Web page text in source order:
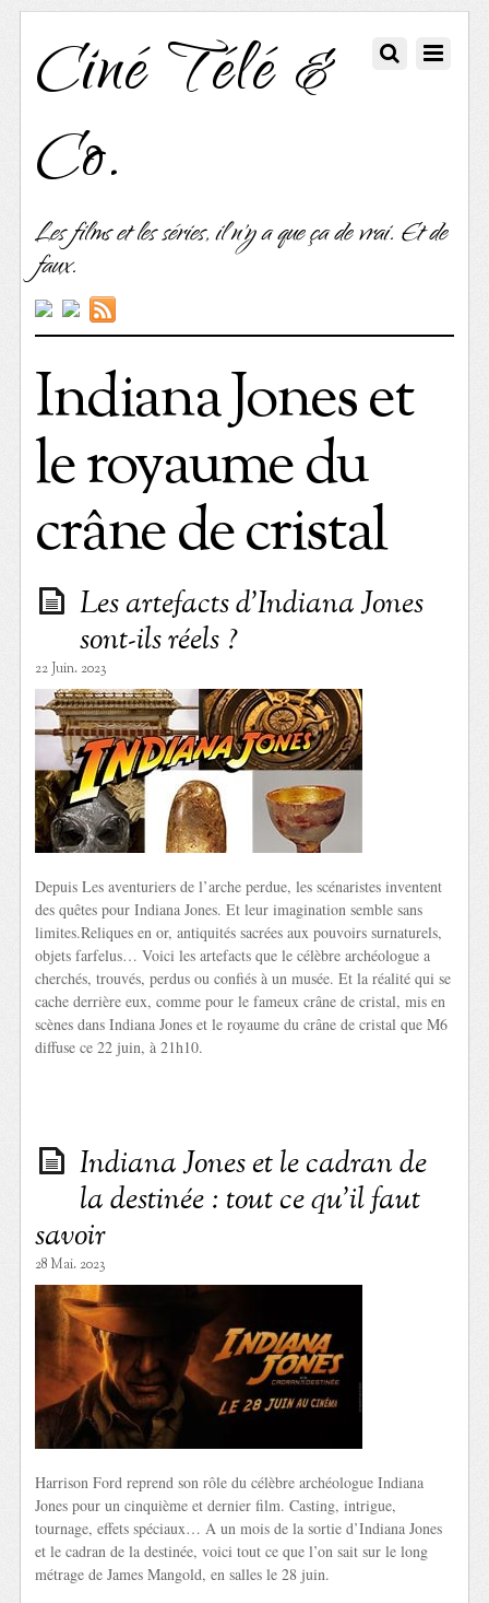
Ciné Télé &
Co.
Les films et les séries, il n'y a que ça de vrai. Et de
faux.
Indiana Jones et
le royaume du
crâne de cristal
Les artefacts d’Indiana Jones
sont-ils réels ?
22 Juin. 2023
Depuis Les aventuriers de l’arche perdue, les scénaristes inventent
des quêtes pour Indiana Jones. Et leur imagination semble sans
limites.Reliques en or, antiquités sacrées aux pouvoirs surnaturels,
objets farfelus… Voici les artefacts que le célèbre archéologue a
cherchés, trouvés, perdus ou confiés à un musée. Et la réalité qui se
cache derrière eux, comme pour le fameux crâne de cristal, mis en
scènes dans Indiana Jones et le royaume du crâne de cristal que M6
diffuse ce 22 juin, à 21h10.
Indiana Jones et le cadran de
la destinée : tout ce qu’il faut
savoir
28 Mai. 2023
Harrison Ford reprend son rôle du célèbre archéologue Indiana
Jones pour un cinquième et dernier film. Casting, intrigue,
tournage, effets spéciaux… A un mois de la sortie d’Indiana Jones
et le cadran de la destinée, voici tout ce que l’on sait sur le long
métrage de James Mangold, en salles le 28 juin.